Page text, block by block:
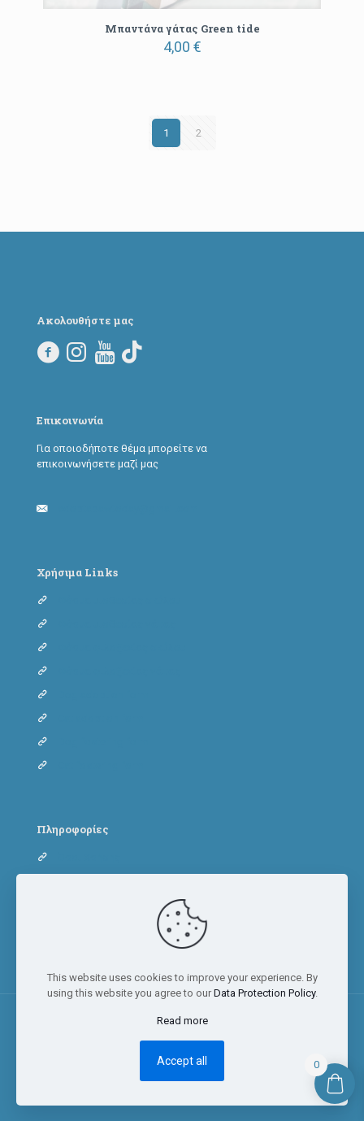
Μπαντάνα γάτας Green tide
4,00 €
1 2
Ακολουθήστε μας
Επικοινωνία
Για οποιοδήποτε θέμα μπορείτε να
επικοινωνήσετε μαζί μας
Χρήσιμα Links
Πληροφορίες
© 2023 Adopt a paw today | All Rights Reserved
This website uses cookies to improve your experience. By
using this website you agree to our Data Protection Policy.
Read more
Accept all 0